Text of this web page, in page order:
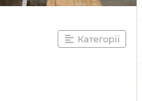
Категорії